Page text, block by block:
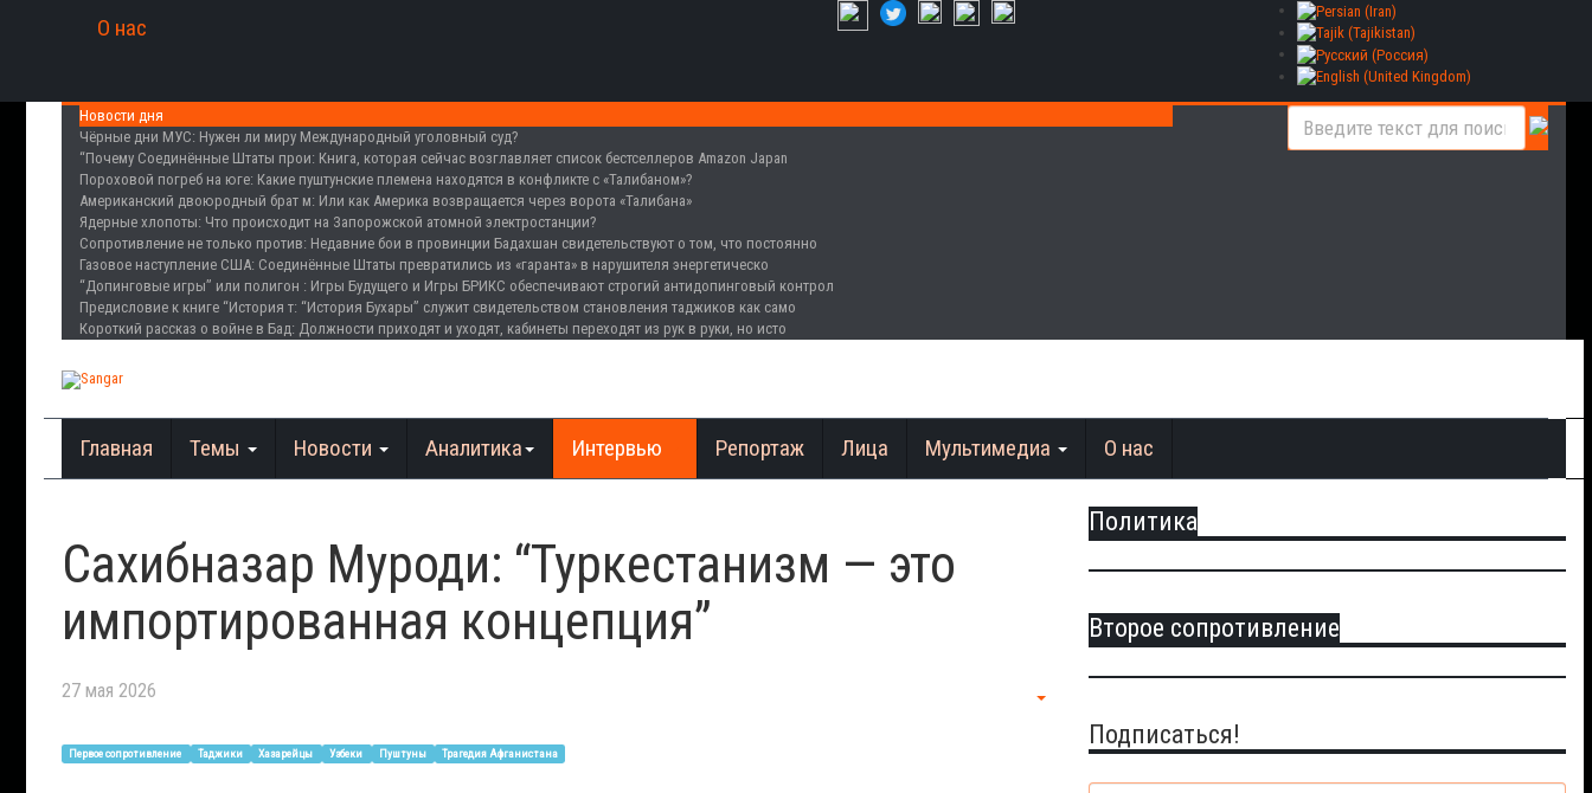
О нас
Новости дня
Чёрные дни МУС: Нужен ли миру Международный уголовный суд?
“Почему Соединённые Штаты прои: Книга, которая сейчас возглавляет список бестселлеров Amazon Japan
Пороховой погреб на юге: Какие пуштунские племена находятся в конфликте с «Талибаном»?
Американский двоюродный брат м: Или как Америка возвращается через ворота «Талибана»
Ядерные хлопоты: Что происходит на Запорожской атомной электростанции?
Сопротивление не только против: Недавние бои в провинции Бадахшан свидетельствуют о том, что постоянно
Газовое наступление США: Соединённые Штаты превратились из «гаранта» в нарушителя энергетическо
“Допинговые игры” или полигон : Игры Будущего и Игры БРИКС обеспечивают строгий антидопинговый контрол
Предисловие к книге “История т: “История Бухары” служит свидетельством становления таджиков как само
Короткий рассказ о войне в Бад: Должности приходят и уходят, кабинеты переходят из рук в руки, но исто
Главная Темы Новости Аналитика Интервью Репортаж Лица Мультимедиа О нас
Сахибназар Муроди: “Туркестанизм — это
импортированная концепция”
27 мая 2026
Первое сопротивление Таджики Хазарейцы Узбеки Пуштуны Трагедия Афганистана
Политика
Второе сопротивление
Подписаться!